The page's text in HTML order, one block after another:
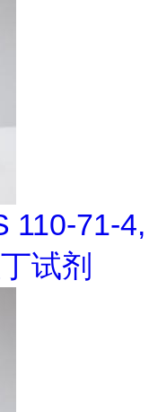
110-71-4,
试剂